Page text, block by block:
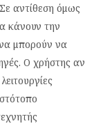
αντίθεση όμως
κάνουν την
μπορούν να
Ο χρήστης αν